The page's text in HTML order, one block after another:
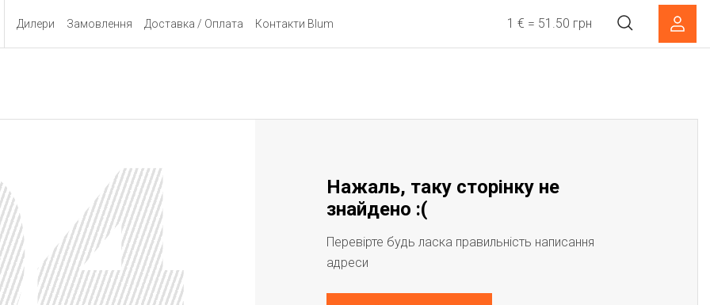
Дилери Замовлення Доставка / Оплата Контакти Blum 1 € = 51.50 грн
Нажаль, таку сторінку не
знайдено :(
Перевірте будь ласка правильність написання
адреси